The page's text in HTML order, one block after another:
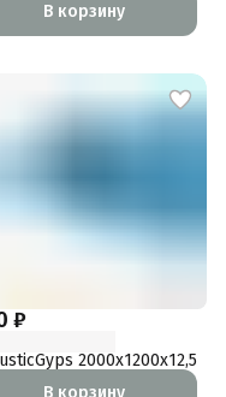
В корзину
₽
2000x1200x12,5
В корзину